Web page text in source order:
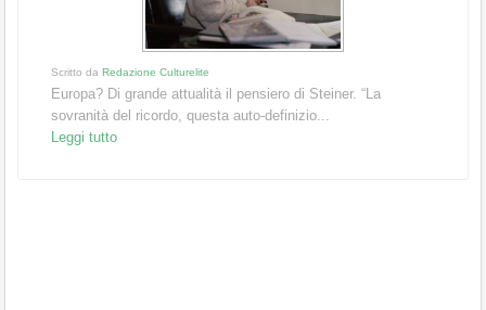
Scritto da Redazione Culturelite
Europa? Di grande attualità il pensiero di Steiner. “La
sovranità del ricordo, questa auto-definizio...
Leggi tutto